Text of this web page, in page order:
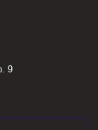
9